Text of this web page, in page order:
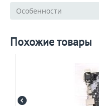
Особенности
Похожие товары